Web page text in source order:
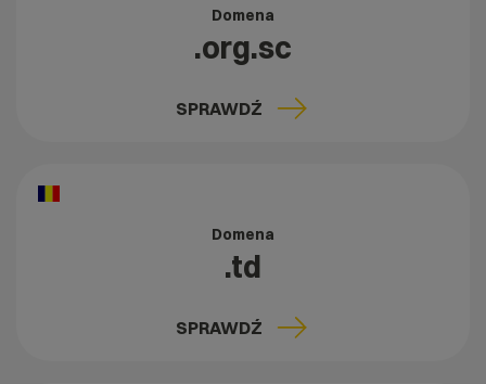
Domena
.org.sc
SPRAWDŹ
Domena
.td
SPRAWDŹ